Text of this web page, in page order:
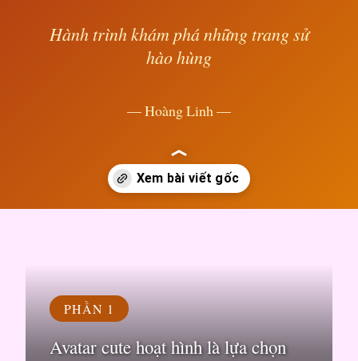
Hành trình khám phá những trang sử
hào hùng
— Hoàng Linh —
PHẦN 1
Avatar cute hoạt hình là lựa chọn